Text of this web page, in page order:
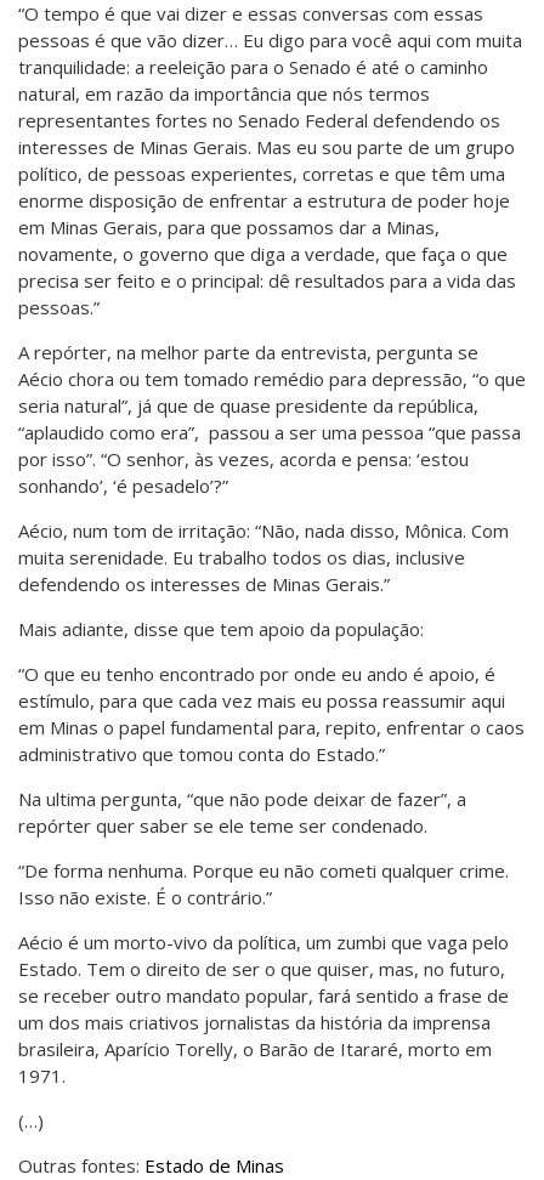
“O tempo é que vai dizer e essas conversas com essas
pessoas é que vão dizer… Eu digo para você aqui com muita
tranquilidade: a reeleição para o Senado é até o caminho
natural, em razão da importância que nós termos
representantes fortes no Senado Federal defendendo os
interesses de Minas Gerais. Mas eu sou parte de um grupo
político, de pessoas experientes, corretas e que têm uma
enorme disposição de enfrentar a estrutura de poder hoje
em Minas Gerais, para que possamos dar a Minas,
novamente, o governo que diga a verdade, que faça o que
precisa ser feito e o principal: dê resultados para a vida das
pessoas.”
A repórter, na melhor parte da entrevista, pergunta se
Aécio chora ou tem tomado remédio para depressão, “o que
seria natural”, já que de quase presidente da república,
“aplaudido como era”, passou a ser uma pessoa “que passa
por isso”. “O senhor, às vezes, acorda e pensa: ‘estou
sonhando’, ‘é pesadelo’?”
Aécio, num tom de irritação: “Não, nada disso, Mônica. Com
muita serenidade. Eu trabalho todos os dias, inclusive
defendendo os interesses de Minas Gerais.”
Mais adiante, disse que tem apoio da população:
“O que eu tenho encontrado por onde eu ando é apoio, é
estímulo, para que cada vez mais eu possa reassumir aqui
em Minas o papel fundamental para, repito, enfrentar o caos
administrativo que tomou conta do Estado.”
Na ultima pergunta, “que não pode deixar de fazer”, a
repórter quer saber se ele teme ser condenado.
“De forma nenhuma. Porque eu não cometi qualquer crime.
Isso não existe. É o contrário.”
Aécio é um morto-vivo da política, um zumbi que vaga pelo
Estado. Tem o direito de ser o que quiser, mas, no futuro,
se receber outro mandato popular, fará sentido a frase de
um dos mais criativos jornalistas da história da imprensa
brasileira, Aparício Torelly, o Barão de Itararé, morto em
1971.
(…)
Outras fontes: Estado de Minas